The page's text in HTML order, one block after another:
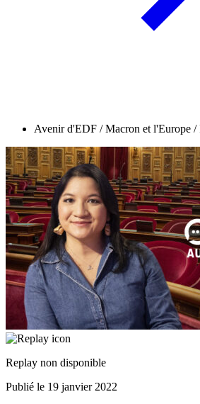
Avenir d'EDF / Macron et l'Europe /
Replay non disponible
Publié le 19 janvier 2022